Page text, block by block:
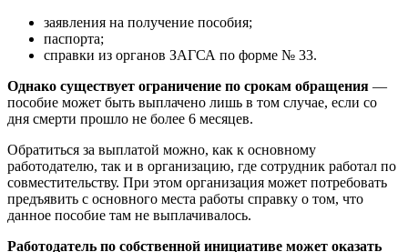
заявления на получение пособия;
паспорта;
справки из органов ЗАГСА по форме № 33.
Однако существует ограничение по срокам обращения —
пособие может быть выплачено лишь в том случае, если со
дня смерти прошло не более 6 месяцев.
Обратиться за выплатой можно, как к основному
работодателю, так и в организацию, где сотрудник работал по
совместительству. При этом организация может потребовать
предъявить с основного места работы справку о том, что
данное пособие там не выплачивалось.
Работодатель по собственной инициативе может оказать